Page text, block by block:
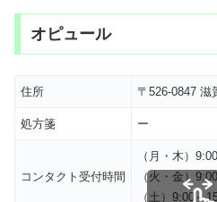
オピュール
住所 〒526-0847
処方箋 ー
コンタクト受付時間
（月・木）
（火・金）
（土）9:00～